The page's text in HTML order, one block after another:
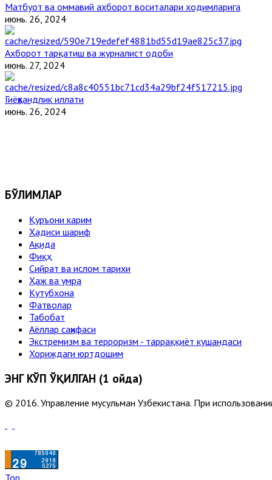
Матбуот ва оммавий ахборот воситалари ходимларига
июнь. 26, 2024
Ахборот тарқатиш ва журналист одоби
июнь. 27, 2024
Гиёҳвандлик иллати
июнь. 26, 2024
БЎЛИМЛАР
Қуръони карим
Ҳадиси шариф
Ақида
Фиқҳ
Сийрат ва ислом тарихи
Ҳаж ва умра
Кутубхона
Фатволар
Табобат
Аёллар саҳифаси
Экстремизм ва терроризм - тарраққиёт кушандаси
Хориждаги юртдошим
ЭНГ КЎП ЎҚИЛГАН (1 ойда)
© 2016. Управление мусульман Узбекистана. При